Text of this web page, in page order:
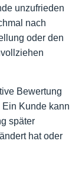
unzufrieden
nach
oder den
Bewertung
Kunde kann
später
hat oder